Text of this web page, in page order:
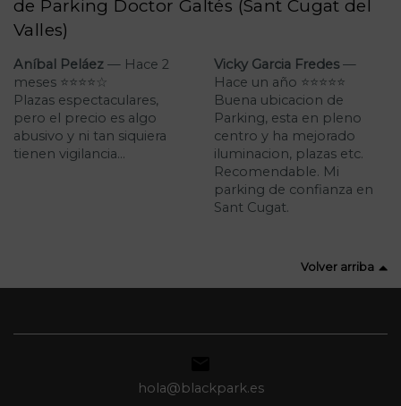
de Parking Doctor Galtés (Sant Cugat del
Valles)
Aníbal Peláez — Hace 2
meses ⭐⭐⭐⭐☆
Plazas espectaculares,
pero el precio es algo
abusivo y ni tan siquiera
tienen vigilancia...
Vicky Garcia Fredes—
Hace un año ⭐⭐⭐⭐⭐
Buena ubicacion de
Parking, esta en pleno
centro y ha mejorado
iluminacion, plazas etc.
Recomendable. Mi
parking de confianza en
Sant Cugat.
Volver arriba
hola@blackpark.es